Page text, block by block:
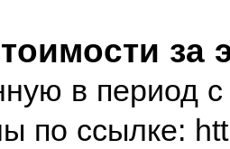
за
в период
по ссылке: